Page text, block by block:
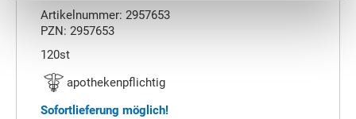
Artikelnummer: 2957653
PZN: 2957653
120st
apothekenpflichtig
Sofortlieferung möglich!